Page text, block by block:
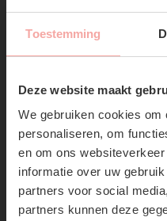
Toestemming
Deze website maakt
We gebruiken cookies
personaliseren, om
en om ons
informatie over uw
partners voor social
partners kunnen deze
SUBSCRIBE
10% OFF
ORDER!
Don't miss out on our
Gratis verzending
Productpagina
Verzenden & Retourneren